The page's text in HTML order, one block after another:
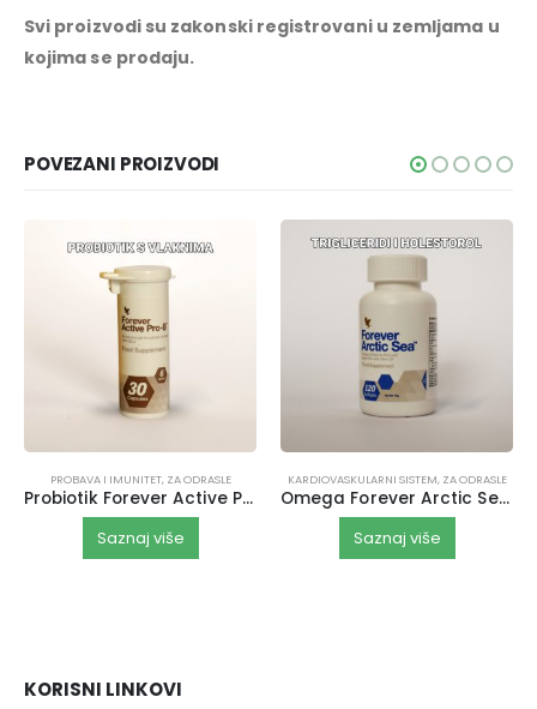
Svi proizvodi su zakonski registrovani u zemljama u
kojima se prodaju.
POVEZANI PROIZVODI
PROBAVA I IMUNITET, ZA ODRASLE
Probiotik Forever Active Pro-B
Saznaj više
KARDIOVASKULARNI SISTEM, ZA ODRASLE
Omega Forever Arctic Sea New
Saznaj više
KORISNI LINKOVI